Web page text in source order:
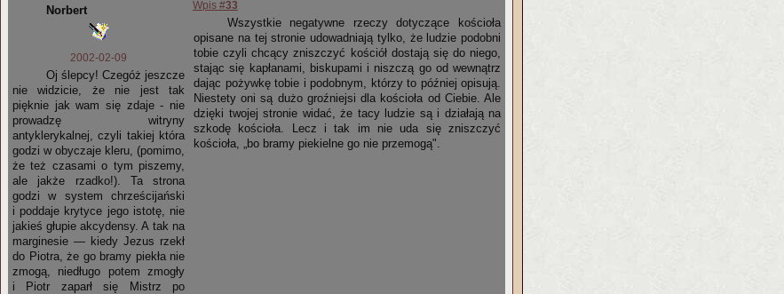
Norbert
2002-02-09
Oj ślepcy! Czegóż jeszcze
nie widzicie, że nie jest tak
pięknie jak wam się zdaje - nie
prowadzę witryny
antyklerykalnej, czyli takiej która
godzi w obyczaje kleru, (pomimo,
że też czasami o tym piszemy,
ale jakże rzadko!). Ta strona
godzi w system chrześcijański
i poddaje krytyce jego istotę, nie
jakieś głupie akcydensy. A tak na
marginesie — kiedy Jezus rzekł
do Piotra, że go bramy piekła nie
zmogą, niedługo potem zmogły
i Piotr zaparł się Mistrz po
Wpis #33
Wszystkie negatywne rzeczy dotyczące kościoła
opisane na tej stronie udowadniają tylko, że ludzie podobni
tobie czyli chcący zniszczyć kościół dostają się do niego,
stając się kapłanami, biskupami i niszczą go od wewnątrz
dając pożywkę tobie i podobnym, którzy to później opisują.
Niestety oni są dużo groźniejsi dla kościoła od Ciebie. Ale
dzięki twojej stronie widać, że tacy ludzie są i działają na
szkodę kościoła. Lecz i tak im nie uda się zniszczyć
kościoła, „bo bramy piekielne go nie przemogą".